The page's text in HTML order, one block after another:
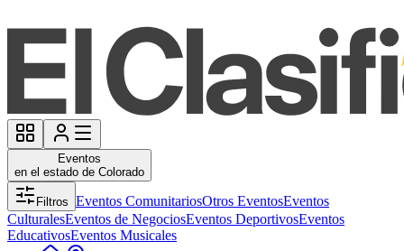
Eventos
en el estado de Colorado
Filtros Eventos ComunitariosOtros EventosEventos
CulturalesEventos de NegociosEventos DeportivosEventos
EducativosEventos Musicales